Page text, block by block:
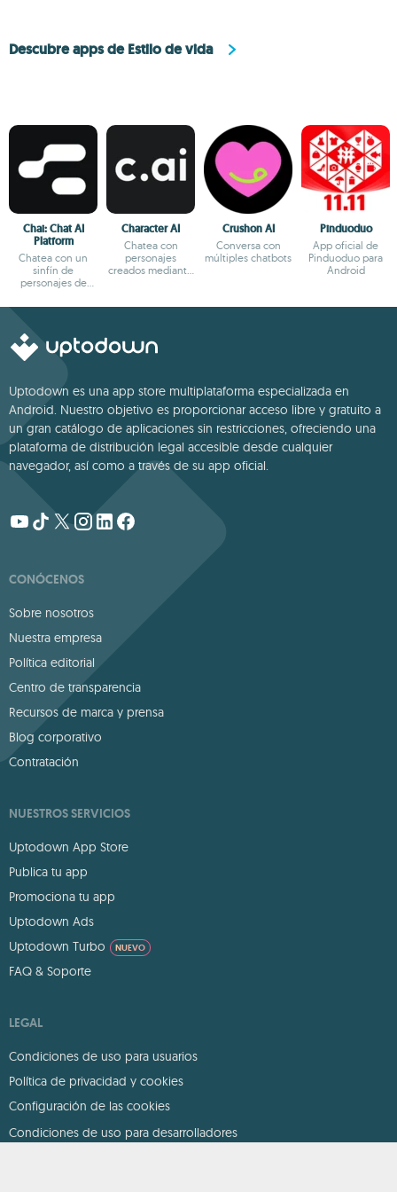
Descubre apps de Estilo de vida
Chai: Chat AI
Platform
Chatea con un
sinfín de
personajes de
Character AI
Chatea con
personajes
creados mediante
Crushon AI
Conversa con
múltiples chatbots
Pinduoduo
App oficial de
Pinduoduo para
Android
Uptodown es una app store multiplataforma especializada en
Android. Nuestro objetivo es proporcionar acceso libre y gratuito a
un gran catálogo de aplicaciones sin restricciones, ofreciendo una
plataforma de distribución legal accesible desde cualquier
navegador, así como a través de su app oficial.
CONÓCENOS
Sobre nosotros
Nuestra empresa
Política editorial
Centro de transparencia
Recursos de marca y prensa
Blog corporativo
Contratación
NUESTROS SERVICIOS
Uptodown App Store
Publica tu app
Promociona tu app
Uptodown Ads
Uptodown Turbo
NUEVO
FAQ & Soporte
LEGAL
Condiciones de uso para usuarios
Política de privacidad y cookies
Configuración de las cookies
Condiciones de uso para desarrolladores